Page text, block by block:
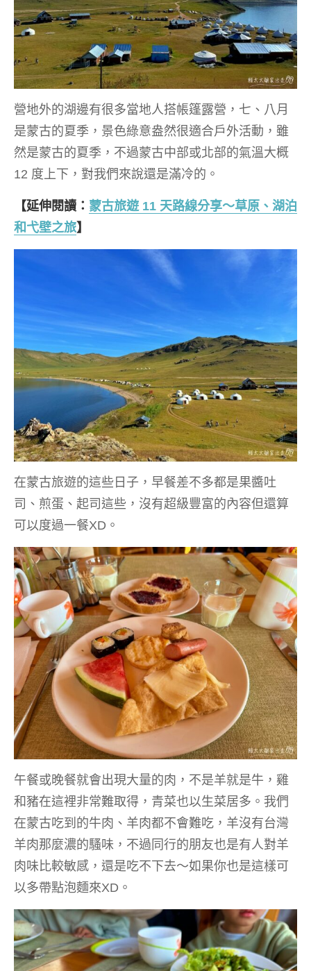
營地外的湖邊有很多當地人搭帳篷露營，七、八月
是蒙古的夏季，景色綠意盎然很適合戶外活動，雖
然是蒙古的夏季，不過蒙古中部或北部的氣溫大概
12 度上下，對我們來說還是滿冷的。
【延伸閱讀： 蒙古旅遊 11 天路線分享～草原、湖泊
和弋壁之旅】
在蒙古旅遊的這些日子，早餐差不多都是果醬吐
司、煎蛋、起司這些，沒有超級豐富的內容但還算
可以度過一餐XD。
午餐或晚餐就會出現大量的肉，不是羊就是牛，雞
和豬在這裡非常難取得，青菜也以生菜居多。我們
在蒙古吃到的牛肉、羊肉都不會難吃，羊沒有台灣
羊肉那麼濃的騷味，不過同行的朋友也是有人對羊
肉味比較敏感，還是吃不下去～如果你也是這樣可
以多帶點泡麵來XD。